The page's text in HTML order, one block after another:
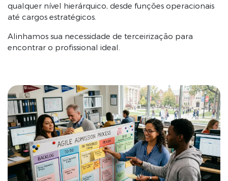
qualquer nível hierárquico, desde funções operacionais
até cargos estratégicos
Alinhamos sua necessidade de terceirização para
encontrar o profissional ideal.